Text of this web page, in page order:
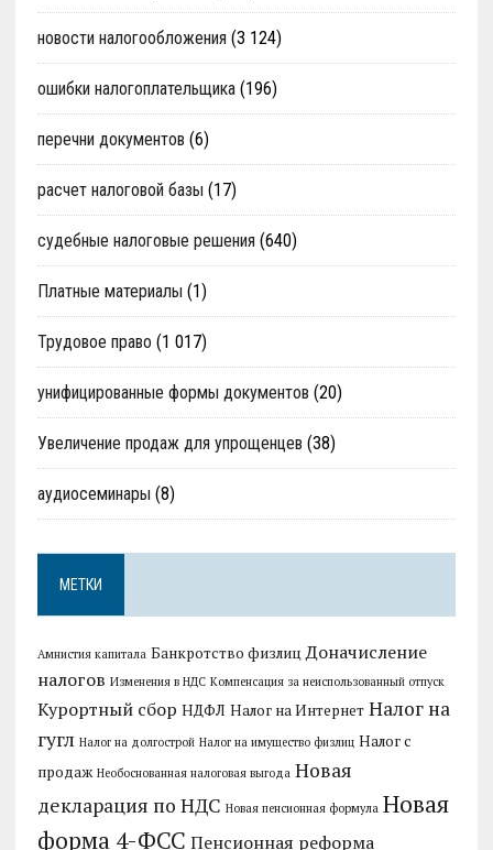
новости налогообложения (3 124)
ошибки налогоплательщика(196)
перечни документов (6)
расчет налоговой базы (17)
судебные налоговые решения (640)
Платные материалы (1)
Трудовое право (1 017)
унифицированные формы документов (20)
Увеличение продаж для упрощенцев (38)
аудиосеминары (8)
МЕТКИ
Амнистия капитала Банкротство физлиц Доначисление
налогов Изменения в НДС Компенсация за неиспользованный отпуск
Курортный сбор НДФЛ Налог на Интернет Налог на
гугл Налог на долгострой Налог на имущество физлиц Налог с
продаж Необоснованная налоговая выгода Новая
декларация по НДС Новая пенсионная формула Новая
форма 4-ФСС Пенсионная реформа